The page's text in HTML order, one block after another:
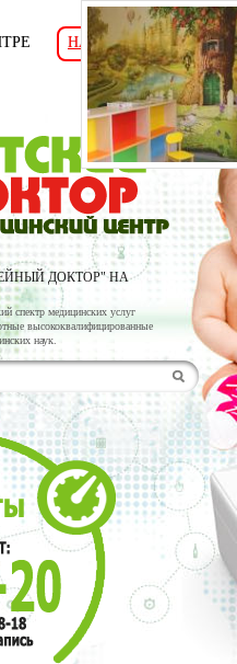
НАШИ ВРАЧИ
ДОКТОР" НА
спектр медицинских услуг
высококвалифицированные
наук.